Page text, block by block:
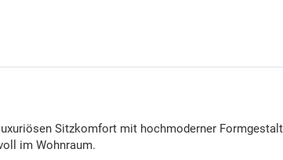
Sitzkomfort mit hochmoderner
im Wohnraum.